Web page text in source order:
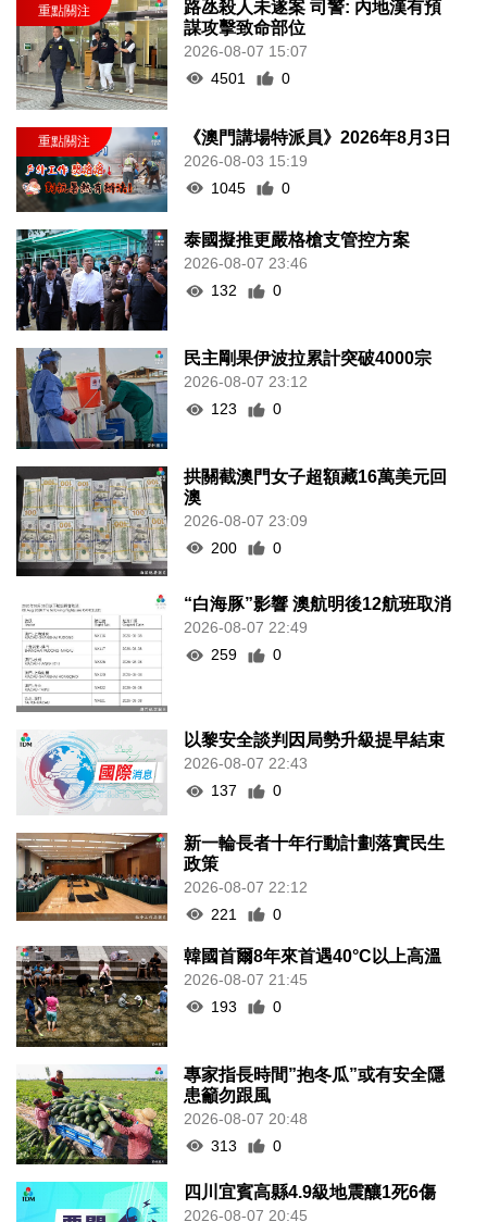
路氹殺人未遂案 司警: 內地漢有預
謀攻擊致命部位
2026-08-07 15:07
4501
0
《澳門講場特派員》2026年8月3日
2026-08-03 15:19
1045
0
泰國擬推更嚴格槍支管控方案
2026-08-07 23:46
132
0
民主剛果伊波拉累計突破4000宗
2026-08-07 23:12
123
0
拱關截澳門女子超額藏16萬美元回
澳
2026-08-07 23:09
200
0
“白海豚”影響 澳航明後12航班取消
2026-08-07 22:49
259
0
以黎安全談判因局勢升級提早結束
2026-08-07 22:43
137
0
新一輪長者十年行動計劃落實民生
政策
2026-08-07 22:12
221
0
韓國首爾8年來首遇40°C以上高溫
2026-08-07 21:45
193
0
專家指長時間”抱冬瓜”或有安全隱
患籲勿跟風
2026-08-07 20:48
313
0
四川宜賓高縣4.9級地震釀1死6傷
2026-08-07 20:45